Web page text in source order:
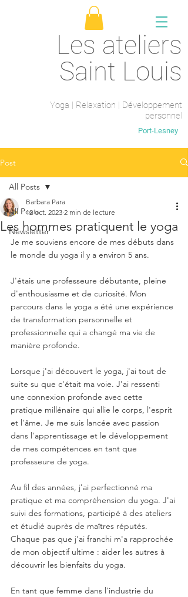
Les ateliers
Saint Louis
Yoga | Relaxation | Développement
personnel
Port-Lesney
Post
All Posts
Newsletter
All Posts
Les hommes pratiquent le yoga
Barbara Para
12 oct. 2023 2 min de lecture
Je me souviens encore de mes débuts dans
le monde du yoga il y a environ 5 ans.
J'étais une professeure débutante, pleine
d'enthousiasme et de curiosité. Mon
parcours dans le yoga a été une expérience
de transformation personnelle et
professionnelle qui a changé ma vie de
manière profonde.
Lorsque j'ai découvert le yoga, j'ai tout de
suite su que c'était ma voie. J'ai ressenti
une connexion profonde avec cette
pratique millénaire qui allie le corps, l'esprit
et l'âme. Je me suis lancée avec passion
dans l'apprentissage et le développement
de mes compétences en tant que
professeure de yoga.
Au fil des années, j'ai perfectionné ma
pratique et ma compréhension du yoga. J'ai
suivi des formations, participé à des ateliers
et étudié auprès de maîtres réputés.
Chaque pas que j'ai franchi m'a rapprochée
de mon objectif ultime : aider les autres à
découvrir les bienfaits du yoga.
En tant que femme dans l'industrie du